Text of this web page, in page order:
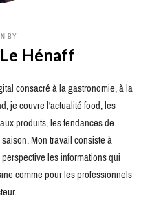
BY
Hénaff
consacré à la gastronomie, à la
je couvre l'actualité food, les
produits, les tendances de
Mon travail consiste à
les informations qui
comme pour les professionnels